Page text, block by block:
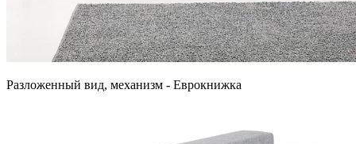
Разложенный вид, механизм - Еврокнижка